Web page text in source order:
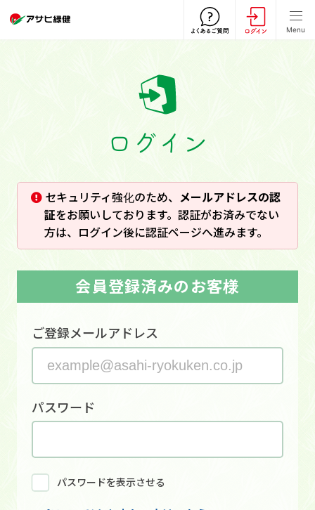
Menu
ログイン
セキュリティ強化のため、 メールアドレスの認
証をお願いしております。認証がお済みでない
方は、ログイン後に認証ページへ進みます。
会員登録済みのお客様
ご登録メールアドレス
パスワード
パスワードを表示させる